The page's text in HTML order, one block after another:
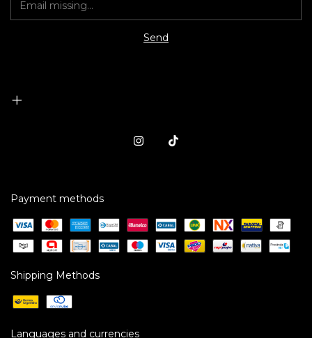
Payment methods
Shipping Methods
Languages and currencies